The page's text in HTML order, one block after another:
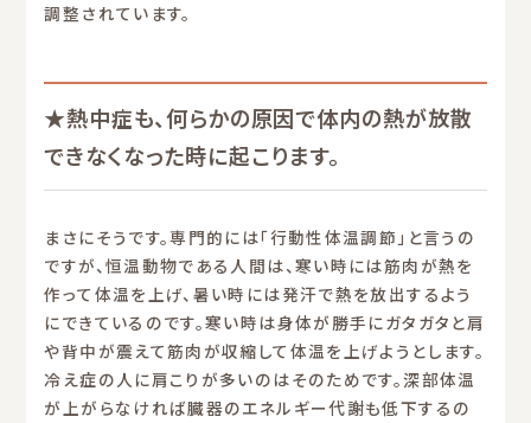
調整されています。
★熱中症も、何らかの原因で体内の熱が放散
できなくなった時に起こります。
まさにそうです。専門的には「行動性体温調節」と言うの
ですが、恒温動物である人間は、寒い時には筋肉が熱を
作って体温を上げ、暑い時には発汗で熱を放出するよう
にできているのです。寒い時は身体が勝手にガタガタと肩
や背中が震えて筋肉が収縮して体温を上げようとします。
冷え症の人に肩こりが多いのはそのためです。深部体温
が上がらなければ臓器のエネルギー代謝も低下するの